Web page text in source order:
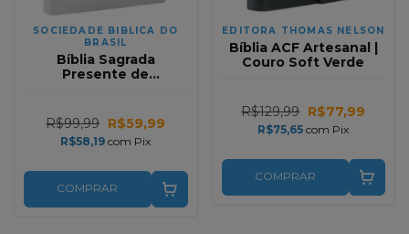
SOCIEDADE BIBLICA DO
BRASIL
Bíblia Sagrada
Presente de
R$99,99 R$59,99
R$58,19com Pix
COMPRAR
EDITORA THOMAS NELSON
Bíblia ACF Artesanal |
Couro Soft Verde
R$129,99 R$77,99
R$75,65com Pix
COMPRAR